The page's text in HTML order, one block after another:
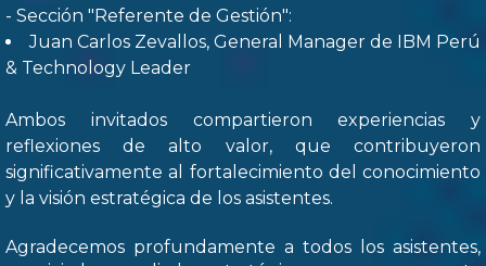
- Sección "Referente de Gestión":
Juan Carlos Zevallos, General Manager de IBM Perú
& Technology Leader
Ambos invitados compartieron experiencias y
reflexiones de alto valor, que contribuyeron
significativamente al fortalecimiento del conocimiento
y la visión estratégica de los asistentes.
Agradecemos profundamente a todos los asistentes,